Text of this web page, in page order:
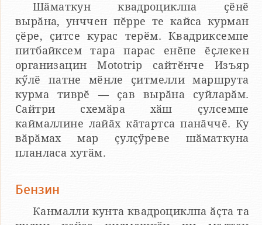
Шӑматкун квадроциклпа ҫӗнӗ
вырӑна, унччен пӗрре те кайса курман
ҫӗре, ҫитсе курас терӗм. Квадриксемпе
питбайксем тара парас енӗпе ӗҫлекен
организацин Mototrip сайтӗнче Изъяр
кӳлӗ патне мӗнле ҫитмелли маршрута
курма тиврӗ — ҫав вырӑна суйларӑм.
Сайтри схемӑра хӑш ҫулсемпе
каймаллине лайӑх кӑтартса панӑччӗ. Ку
вӑрӑмах мар ҫулҫӳреве шӑматкуна
планласа хутӑм.
Бензин
Канмалли кунта квадроциклпа ӑҫта та